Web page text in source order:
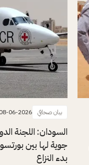
بيان صحافي 06-2026
السودان: اللجنة
جوية لها بين
بدء النزاع